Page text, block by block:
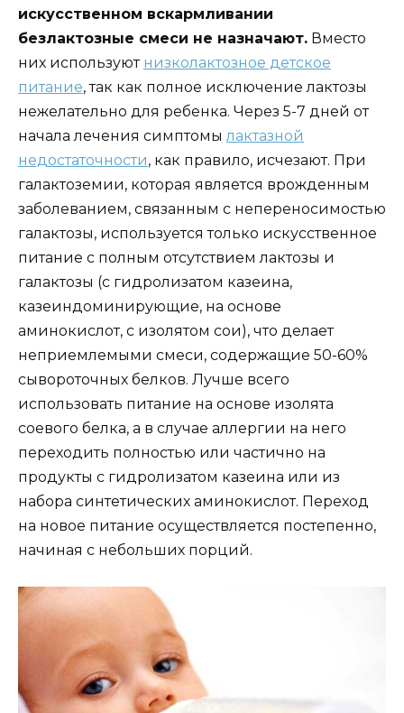
искусственном вскармливании
безлактозные смеси не назначают. Вместо
них используют низколактозное детское
питание, так как полное исключение лактозы
нежелательно для ребенка. Через 5-7 дней от
начала лечения симптомылактазной
недостаточности, как правило, исчезают. При
галактоземии, которая является врожденным
заболеванием, связанным с непереносимостью
галактозы, используется только искусственное
питание с полным отсутствием лактозы и
галактозы (с гидролизатом казеина,
казеиндоминирующие, на основе
аминокислот, с изолятом сои), что делает
неприемлемыми смеси, содержащие 50-60%
сывороточных белков. Лучше всего
использовать питание на основе изолята
соевого белка, а в случае аллергии на него
переходить полностью или частично на
продукты с гидролизатом казеина или из
набора синтетических аминокислот. Переход
на новое питание осуществляется постепенно,
начиная с небольших порций.